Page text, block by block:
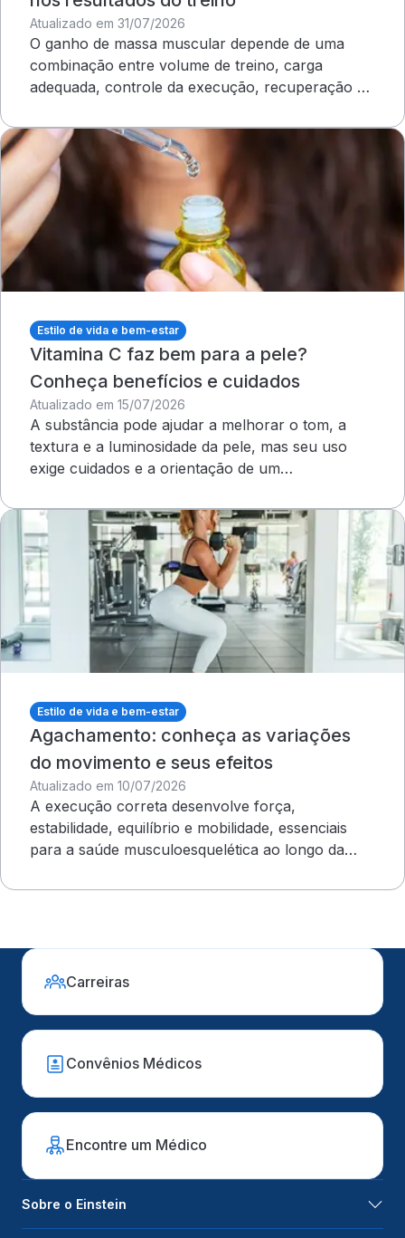
Atualizado em 31/07/2026
O ganho de massa muscular depende de uma
combinação entre volume de treino, carga
adequada, controle da execução, recuperação e
Estilo de vida e bem-estar
Vitamina C faz bem para a pele?
Conheça benefícios e cuidados
Atualizado em 15/07/2026
A substância pode ajudar a melhorar o tom, a
textura e a luminosidade da pele, mas seu uso
exige cuidados e a orientação de um
Estilo de vida e bem-estar
Agachamento: conheça as variações
do movimento e seus efeitos
Atualizado em 10/07/2026
A execução correta desenvolve força,
estabilidade, equilíbrio e mobilidade, essenciais
para a saúde musculoesquelética ao longo da
Carreiras
Convênios Médicos
Encontre um Médico
Sobre o Einstein